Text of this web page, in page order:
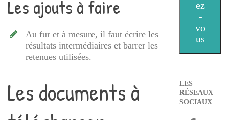
Les ajouts à faire
Au fur et à mesure, il faut écrire les
résultats intermédiaires et barrer les
retenues utilisées.
Les documents à
ez
-
vo
us
LES
RÉSEAUX
SOCIAUX